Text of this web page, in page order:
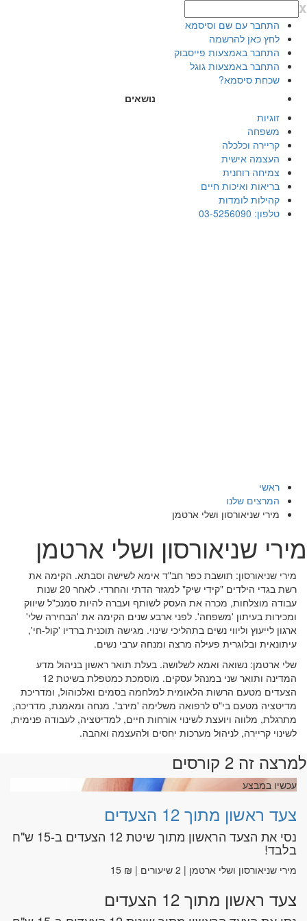
x
התחבר עם שם וסיסמא
לחץ כאן להרשמה
התחבר באמצעות פייסבוק
התחבר באמצעות גוגל
שכחת סיסמא?
נושאים
זוגיות
משפחה
קריירה וכלכלה
העצמה אישית
צמיחה רוחנית
בריאות ואיכות חיים
קהילות לומדות
טלפון: 03-5256090
ראשי
המרצים שלנו
מירי שניאורסון ושלי ארטמן
מירי שניאורסון ושלי ארטמן
מירי שניאורסון: תושבת כפר חב"ד אימא לשישה וסבתא. הקימה את
רשת בגדי הילדים "קידי שיק" למגזר הדתי והחרדי. לאחר 20 שנות
עבודה מוצלחות, מכרה את העסק לשותף ועברה להיות סמנכ"ל שיווק
ומכירות בעיתון 'משפחה'. לפני ארבע שנים הקימה את 'הבחירה שלי'
ארגון לייעוץ וליווי נשים בתהליכי שינוי. מגישה תוכנית ברדיו 'קול-חי',
עיתונאית ובלוגרית פעילה מרצה ומנחה ערבי נשים.
שלי ארטמן: נשואה ואמא לשלושה. בעלת תואר ראשון בניהול מדע
המדינה ותואר שני במנהל עסקים. מוסמכת כמטפלת בשיטת 12
הצעדים מטעם הרשות הלאומית למלחמה בסמים ואלכוהול, ומדריכת
מדיטציה מטעם בי"ס לרפואה משלימה 'מירב'. מנחה ומאמנת, מדריכה,
מתרגלת, מלווה ויועצת לשינוי אורחות חיים, למדיטציה, לעבודה פנימית,
לשינוי קריירה, לניהול מערכות יחסים ולהעצמה ואהבה.
למרצה זה 2 קורסים
עכשיו במבצע
צעד ראשון מתוך 12 הצעדים
נסי את הצעד הראשון מתוך שיטת 12 הצעדים ב-15 ש"ח
בלבד!
מירי שניאורסון ושלי ארטמן | 2 שיעורים | ₪ 15
צעד ראשון מתוך 12 הצעדים